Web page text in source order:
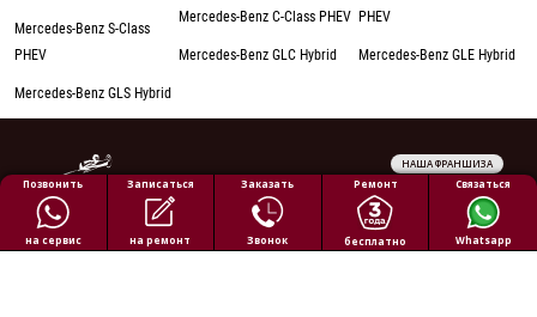
Mercedes-Benz S-Class
PHEV
Mercedes-Benz GLS Hybrid
Mercedes-Benz C-Class PHEV
Mercedes-Benz GLC Hybrid
PHEV
Mercedes-Benz GLE Hybrid
НАША ФРАНШИЗА
Обработка персональных данных
Политика конфиденциальности
Полезная информация
Все права защищены © 2026 АВТОПИЛОТ
Позвонить
на сервис
Записаться
на ремонт
Заказать
Звонок
Ремонт
бесплатно
Связаться
Whatsapp